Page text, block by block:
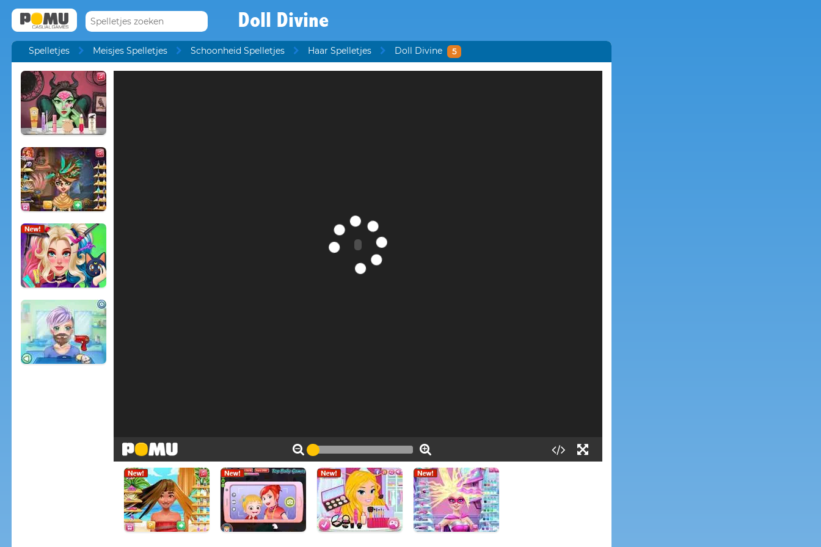
Doll Divine
Spelletjes Meisjes Spelletjes Schoonheid Spelletjes Haar Spelletjes Doll Divine 5